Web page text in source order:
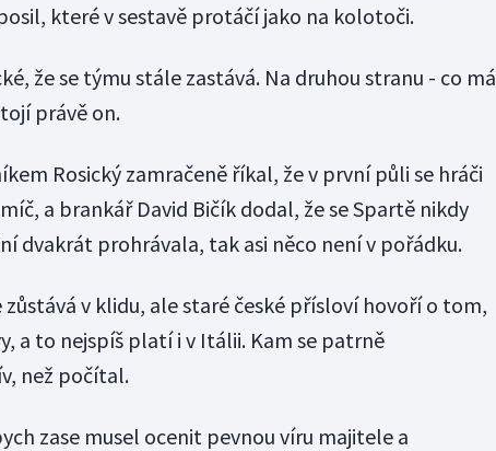
které v sestavě protáčí jako na kolotoči.
že se týmu stále zastává. Na druhou stranu - co má
právě on.
Rosický zamračeně říkal, že v první půli se hráči
a brankář David Bičík dodal, že se Spartě nikdy
dvakrát prohrávala, tak asi něco není v pořádku.
v klidu, ale staré české přísloví hovoří o tom,
a to nejspíš platí i v Itálii. Kam se patrně
než počítal.
zase musel ocenit pevnou víru majitele a